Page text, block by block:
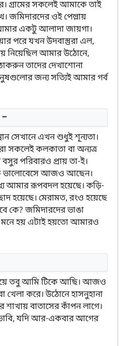
গ্রামের সকলেই আমাকে তাই
জমিদারদের ওই পেল্লায়
একটু আলাদা জায়গা।
পরে যখন উদবাস্তুরা এল,
নিয়েছিল আমার উঠোনে,
তাদের দেখাশোনা
জন্য সত্যিই আমার গর্ব
সেখানে এখন শুধুই শূন্যতা।
সকলেই কলকাতা বা অন্যত্র
পরিবারও প্রায় তা-ই।
ভালোবেসে আজও আছেন।
আমার রূপবদল হয়েছে। কড়ি-
হয়েছে। মেরামত, রংও হয়েছে
কে? জমিদারদের ভাঙা
হয় এটাই হয়তো আমারও
তবু আমি টিকে আছি। আজও
খেলা করে। উঠোনে হাসনুহানা
বাতাসের কাঁপন লাগে।
যদি আর-একবার আগের